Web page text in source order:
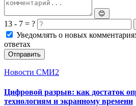
😊
13 - 7 = ?
Уведомлять о новых
ответах
Отправить
Новости СМИ2
Цифровой разрыв: как достаток
технологиям и экранному времени